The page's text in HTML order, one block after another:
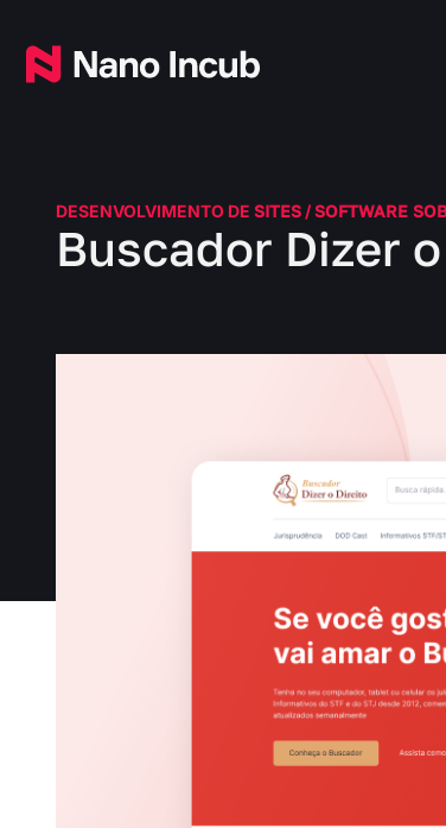
DESENVOLVIMENTO DE SITES/SOFTWARE
Buscador Dizer